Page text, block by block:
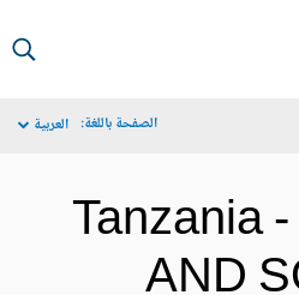
الصفحة باللغة: العربية